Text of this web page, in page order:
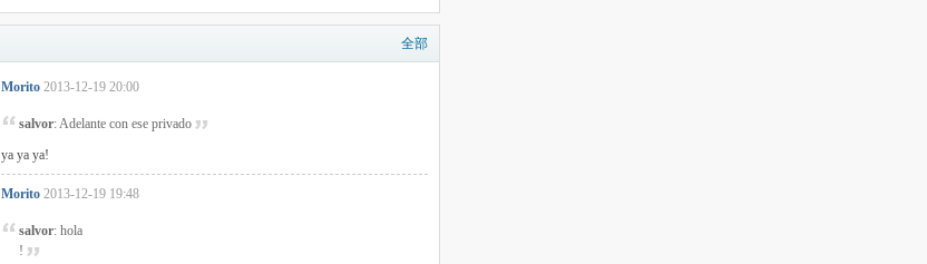
全部
Morito 2013-12-19 20:00
salvor: Adelante con ese privado
ya ya ya!
Morito 2013-12-19 19:48
salvor: hola
!